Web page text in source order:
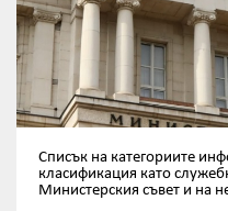
Списък на категориите
класификация като
Министерския съвет и на